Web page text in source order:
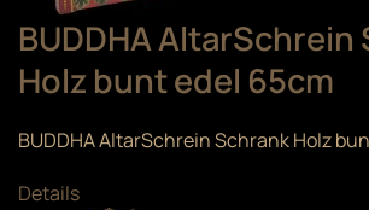
BUDDHA AltarSchrein
Holz bunt edel 65cm
BUDDHA AltarSchrein Schrank Holz
Details